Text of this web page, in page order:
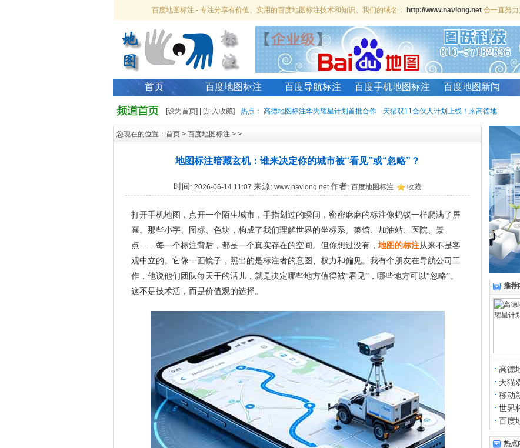
百度地图标注 - 专注分享有价值、实用的百度地图标注技术和知识。我们的域名： http://www.navlong.net 会一直努
首页 百度地图标注 百度导航标注 百度手机地图标注 百度地图新闻
[设为首页] | [加入收藏] 热点： 高德地图标注华为耀星计划首批合作 天猫双11合伙人计划上线！来高德地
您现在的位置： 首页 > 百度地图标注 > >
地图标注暗藏玄机：谁来决定你的城市被“看见”或“忽略”？
时间: 2026-06-14 11:07 来源: www.navlong.net 作者: 百度地图标注 收藏
打开手机地图，点开一个陌生城市，手指划过的瞬间，密密麻麻的标注像蚂蚁一样爬满了屏
幕。那些小字、图标、色块，构成了我们理解世界的坐标系。菜馆、加油站、医院、景
点……每一个标注背后，都是一个真实存在的空间。但你想过没有， 地图的标注从来不是客
观中立的。它像一面镜子，照出的是标注者的意图、权力和偏见。我有个朋友在导航公司工
作，他说他们团队每天干的活儿，就是决定哪些地方值得被“看见”，哪些地方可以“忽略”。
这不是技术活，而是价值观的选择。
推荐
高德
天猫
移动
世界
百度
热点